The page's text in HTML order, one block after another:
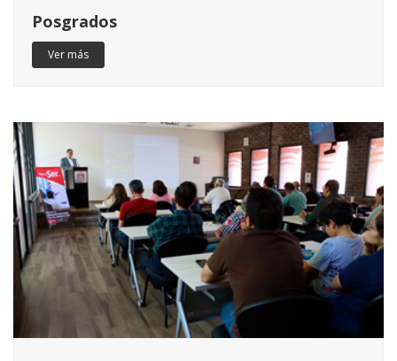
Posgrados
Ver más